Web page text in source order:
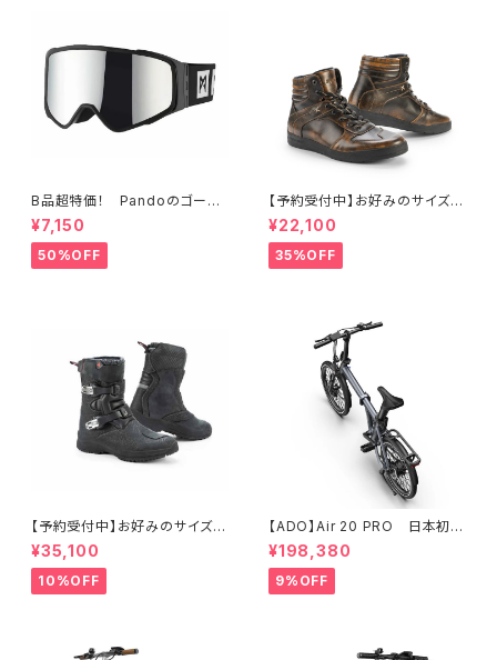
B品超特価！ Pandoのゴーグ
ル
¥7,150
50%OFF
【予約受付中】お好みのサイズが
なければご予約を承ります。お
おむね30日以内に入手可能で
す。 Stylmartin IRON WP B
RONZE （スティルマーティン
¥22,100
35%OFF
【予約受付中】お好みのサイズが
なければご予約を承ります。お
おむね30日以内に入手可能で
す。 Stylmartin NAVAJO EV
O LOW WP BLACK （スティル
¥35,100
10%OFF
【ADO】Air 20 PRO 日本初の
自動変速機つき電動アシスト自
転車！
¥198,380
9%OFF